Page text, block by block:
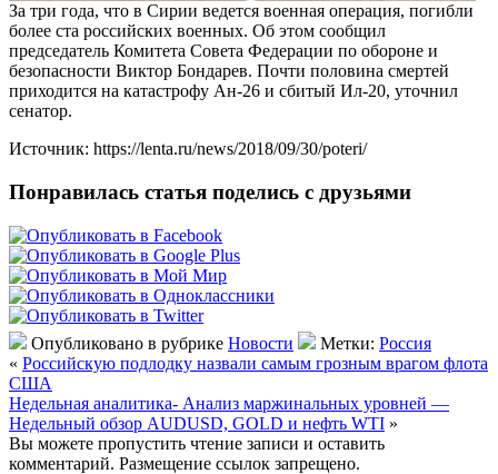
За три года, что в Сирии ведется военная операция, погибли
более ста российских военных. Об этом сообщил
председатель Комитета Совета Федерации по обороне и
безопасности Виктор Бондарев. Почти половина смертей
приходится на катастрофу Ан-26 и сбитый Ил-20, уточнил
сенатор.
Источник: https://lenta.ru/news/2018/09/30/poteri/
Понравилась статья поделись с друзьями
Опубликовано в рубрике Новости Метки: Россия
« Российскую подлодку назвали самым грозным врагом флота
США
Недельная аналитика- Анализ маржинальных уровней —
Недельный обзор AUDUSD, GOLD и нефть WTI »
Вы можете пропустить чтение записи и оставить
комментарий. Размещение ссылок запрещено.